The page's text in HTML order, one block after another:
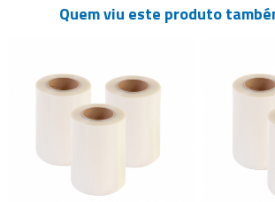
Quem viu este produto